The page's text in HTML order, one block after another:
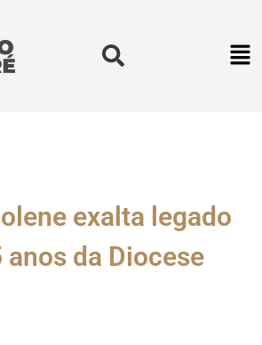
exalta legado
anos da Diocese